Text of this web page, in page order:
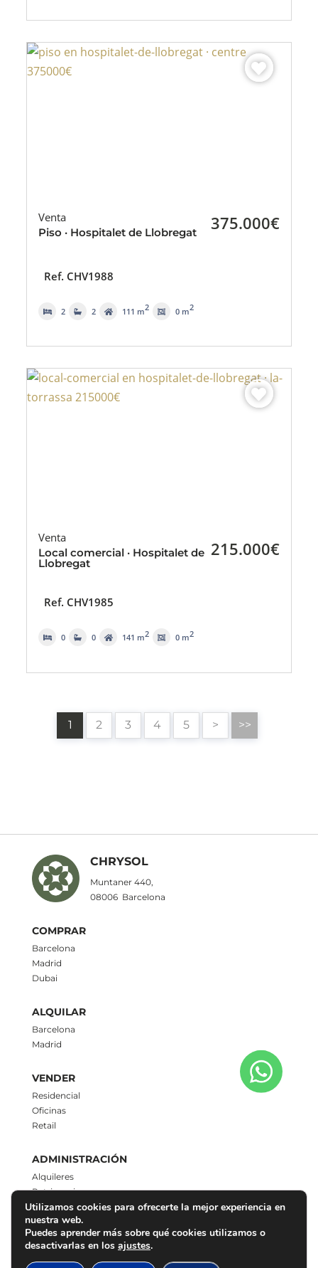
Venta
Piso · Hospitalet de Llobregat 375.000€
Ref. CHV1988
2 2 111 m2 0 m2
Venta
Local comercial · Hospitalet de
Llobregat
215.000€
Ref. CHV1985
0 0 141 m2 0 m2
1 2 3 4 5 > >>
CHRYSOL
Muntaner 440,
08006 Barcelona
COMPRAR
Barcelona
Madrid
Dubai
ALQUILAR
Barcelona
Madrid
VENDER
Residencial
Oficinas
Retail
ADMINISTRACIÓN
Alquileres
Patrimonios
CONTACTO
937 792 331
Utilizamos cookies para ofrecerte la mejor experiencia en
nuestra web.
Puedes aprender más sobre qué cookies utilizamos o
desactivarlas en los ajustes.